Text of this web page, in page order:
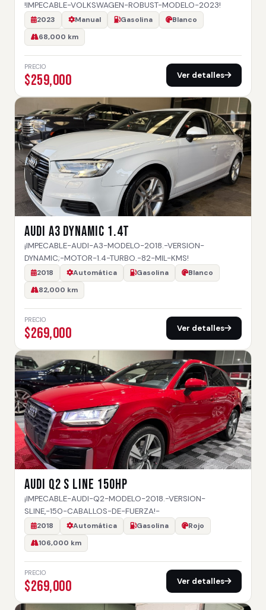
!IMPECABLE-VOLKSWAGEN-ROBUST-MODELO-2023!
2023 Manual Gasolina
Blanco
68,000 km
PRECIO
$259,000 Ver detalles
AUDI A3 DYNAMIC 1.4T
¡IMPECABLE-AUDI-A3-MODELO-2018.-VERSION-
DYNAMIC;-MOTOR-1.4-TURBO.-82-MIL-KMS!
2018 Automática Gasolina
Blanco
82,000 km
PRECIO
$269,000 Ver detalles
AUDI Q2 S LINE 150HP
¡IMPECABLE-AUDI-Q2-MODELO-2018.-VERSION-
SLINE,-150-CABALLOS-DE-FUERZA!-
2018 Automática Gasolina
Rojo
106,000 km
PRECIO
$269,000 Ver detalles